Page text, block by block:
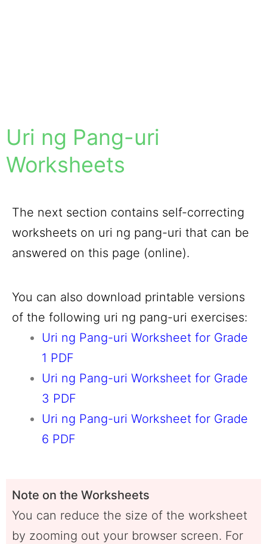
Uri ng Pang-uri
Worksheets
The next section contains self-correcting
worksheets on uri ng pang-uri that can be
answered on this page (online).
You can also download printable versions
of the following uri ng pang-uri exercises:
Uri ng Pang-uri Worksheet for Grade
1 PDF
Uri ng Pang-uri Worksheet for Grade
3 PDF
Uri ng Pang-uri Worksheet for Grade
6 PDF
Note on the Worksheets
You can reduce the size of the worksheet
by zooming out your browser screen. For